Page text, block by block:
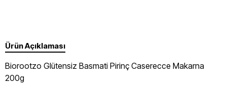
Ürün Açıklaması
Biorootzo Glütensiz Basmati Pirinç Caserecce Makarna
200g